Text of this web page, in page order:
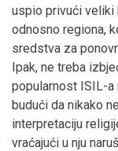
uspio privući veliki
odnosno regiona,
sredstva za
Ipak, ne treba
popularnost ISIL-
budući da nikako
interpretaciju
vraćajući u nju